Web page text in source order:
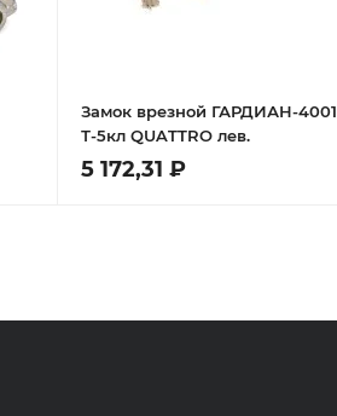
Замок врезной ГАРДИАН-4001
Т-5кл QUATTRO лев.
5 172,31 ₽